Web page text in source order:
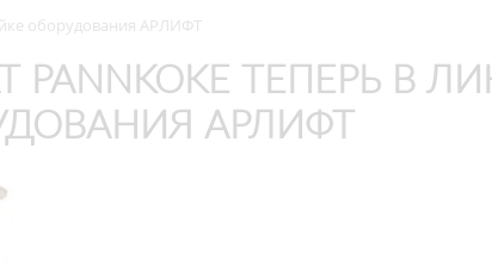
оборудования АРЛИФТ
ТЕПЕРЬ В
АРЛИФТ